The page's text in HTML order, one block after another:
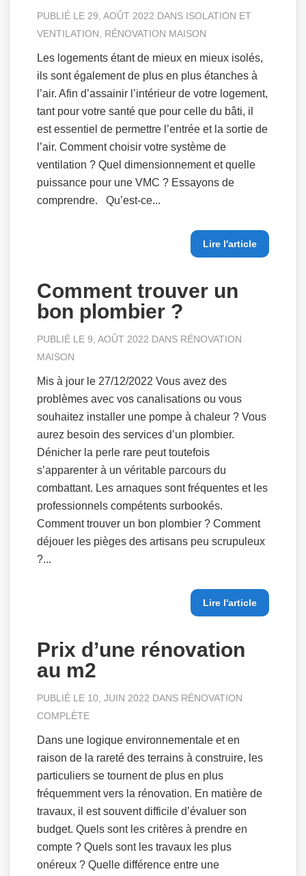
PUBLIÉ LE 29, AOÛT 2022 DANS ISOLATION ET
VENTILATION
RÉNOVATION MAISON
Les logements étant de mieux en mieux isolés,
ils sont également de plus en plus étanches à
l’air. Afin d’assainir l’intérieur de votre logement,
tant pour votre santé que pour celle du bâti, il
est essentiel de permettre l’entrée et la sortie de
l’air. Comment choisir votre système de
ventilation ? Quel dimensionnement et quelle
puissance pour une VMC ? Essayons de
comprendre. Qu’est-ce...
Lire l'article
Comment trouver un
bon plombier ?
PUBLIÉ LE 9, AOÛT 2022 DANS RÉNOVATION
MAISON
Mis à jour le 27/12/2022 Vous avez des
problèmes avec vos canalisations ou vous
souhaitez installer une pompe à chaleur ? Vous
aurez besoin des services d’un plombier.
Dénicher la perle rare peut toutefois
s’apparenter à un véritable parcours du
combattant. Les arnaques sont fréquentes et les
professionnels compétents surbookés.
Comment trouver un bon plombier ? Comment
déjouer les pièges des artisans peu scrupuleux
?...
Lire l'article
Prix d’une rénovation
au m2
PUBLIÉ LE 10, JUIN 2022 DANS RÉNOVATION
COMPLÈTE
Dans une logique environnementale et en
raison de la rareté des terrains à construire, les
particuliers se tournent de plus en plus
fréquemment vers la rénovation. En matière de
travaux, il est souvent difficile d’évaluer son
budget. Quels sont les critères à prendre en
compte ? Quels sont les travaux les plus
onéreux ? Quelle différence entre une